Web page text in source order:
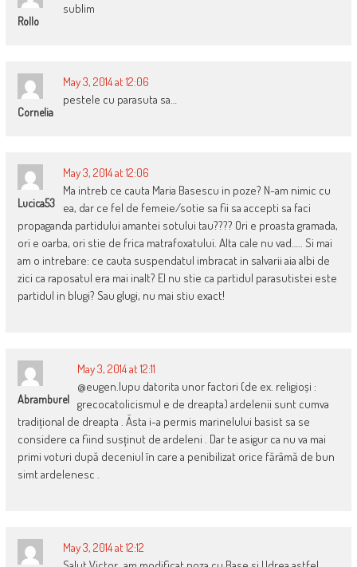
Rollo
sublim
Cornelia
May 3, 2014 at 12:06
pestele cu parasuta sa…
Lucica53
May 3, 2014 at 12:06
Ma intreb ce cauta Maria Basescu in poze? N-am nimic cu
ea, dar ce fel de femeie/sotie sa fii sa accepti sa faci
propaganda partidului amantei sotului tau???? Ori e proasta gramada,
ori e oarba, ori stie de frica matrafoxatului. Alta cale nu vad….. Si mai
am o intrebare: ce cauta suspendatul imbracat in salvarii aia albi de
zici ca raposatul era mai inalt? El nu stie ca partidul parasutistei este
partidul in blugi? Sau glugi, nu mai stiu exact!
Abramburel
May 3, 2014 at 12:11
@eugen.lupu datorita unor factori (de ex. religioși :
grecocatolicismul e de dreapta) ardelenii sunt cumva
tradițional de dreapta . Ăsta i-a permis marinelului basist sa se
considere ca fiind susținut de ardeleni . Dar te asigur ca nu va mai
primi voturi după deceniul în care a penibilizat orice fărâmă de bun
simt ardelenesc .
May 3, 2014 at 12:12